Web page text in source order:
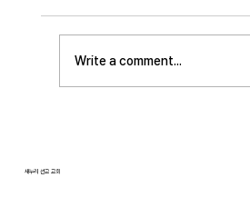
시는 것이 무엇일가요?
교만입니다. 이번 새벽기
교만으로 인해 하나님의
Write a comment...
새누리 선교 교회